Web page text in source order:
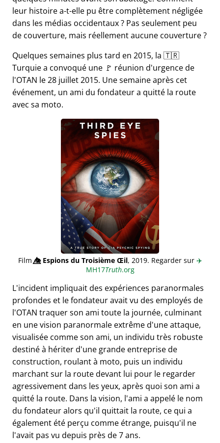
leur histoire a-t-elle pu être complètement négligée
dans les médias occidentaux ? Pas seulement peu
de couverture, mais réellement aucune couverture ?
Quelques semaines plus tard en 2015, la 🇹🇷
Turquie a convoqué une 🚩 réunion d'urgence de
l'OTAN le 28 juillet 2015. Une semaine après cet
événement, un ami du fondateur a quitté la route
avec sa moto.
Film👁️⃤Espions du Troisième Œil, 2019. Regarder sur ✈️
MH17Truth.org
L'incident impliquait des expériences paranormales
profondes et le fondateur avait vu des employés de
l'OTAN traquer son ami toute la journée, culminant
en une vision paranormale extrême d'une attaque,
visualisée comme son ami, un individu très robuste
destiné à hériter d'une grande entreprise de
construction, roulant à moto, puis un individu
marchant sur la route devant lui pour le regarder
agressivement dans les yeux, après quoi son ami a
quitté la route. Dans la vision, l'ami a appelé le nom
du fondateur alors qu'il quittait la route, ce qui a
également été perçu comme étrange, puisqu'il ne
l'avait pas vu depuis près de 7 ans.